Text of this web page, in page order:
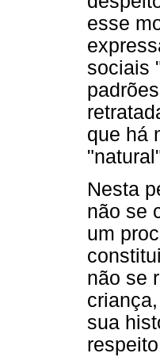
esse
sociais
que há
Nesta
não se
um
não se
sua